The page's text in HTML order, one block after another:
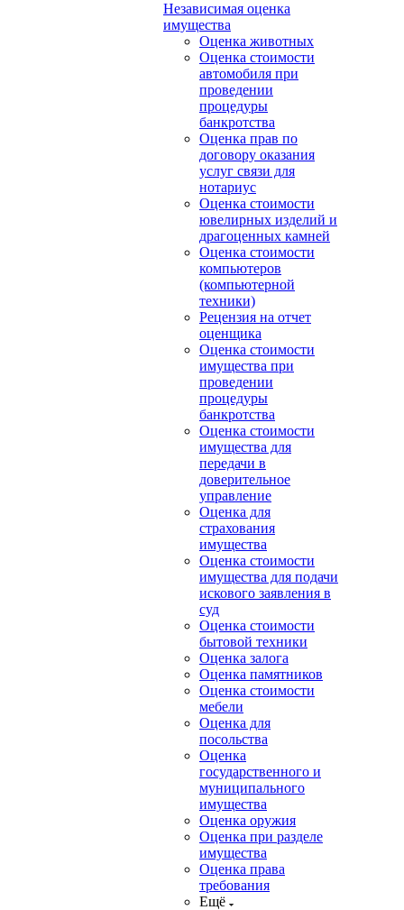
Независимая оценка
имущества
Оценка животных
Оценка стоимости
автомобиля при
проведении
процедуры
банкротства
Оценка прав по
договору оказания
услуг связи для
нотариус
Оценка стоимости
ювелирных изделий и
драгоценных камней
Оценка стоимости
компьютеров
(компьютерной
техники)
Рецензия на отчет
оценщика
Оценка стоимости
имущества при
проведении
процедуры
банкротства
Оценка стоимости
имущества для
передачи в
доверительное
управление
Оценка для
страхования
имущества
Оценка стоимости
имущества для подачи
искового заявления в
суд
Оценка стоимости
бытовой техники
Оценка залога
Оценка памятников
Оценка стоимости
мебели
Оценка для
посольства
Оценка
государственного и
муниципального
имущества
Оценка оружия
Оценка при разделе
имущества
Оценка права
требования
Ещё